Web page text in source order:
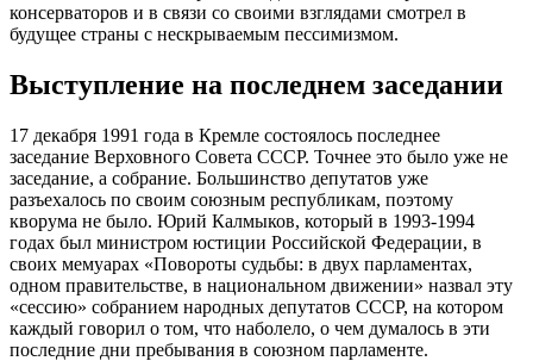
консерваторов и в связи со своими взглядами смотрел в
будущее страны с нескрываемым пессимизмом.
Выступление на последнем заседании
17 декабря 1991 года в Кремле состоялось последнее
заседание Верховного Совета СССР. Точнее это было уже не
заседание, а собрание. Большинство депутатов уже
разъехалось по своим союзным республикам, поэтому
кворума не было. Юрий Калмыков, который в 1993-1994
годах был министром юстиции Российской Федерации, в
своих мемуарах «Повороты судьбы: в двух парламентах,
одном правительстве, в национальном движении» назвал эту
«сессию» собранием народных депутатов СССР, на котором
каждый говорил о том, что наболело, о чем думалось в эти
последние дни пребывания в союзном парламенте.